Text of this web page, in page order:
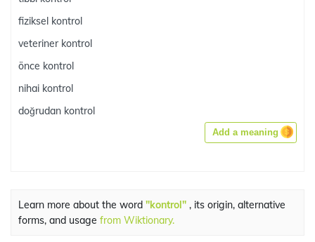
fiziksel kontrol
veteriner kontrol
önce kontrol
nihai kontrol
doğrudan kontrol
Add a meaning
Learn more about the word "kontrol" , its origin, alternative
forms, and usage from Wiktionary.